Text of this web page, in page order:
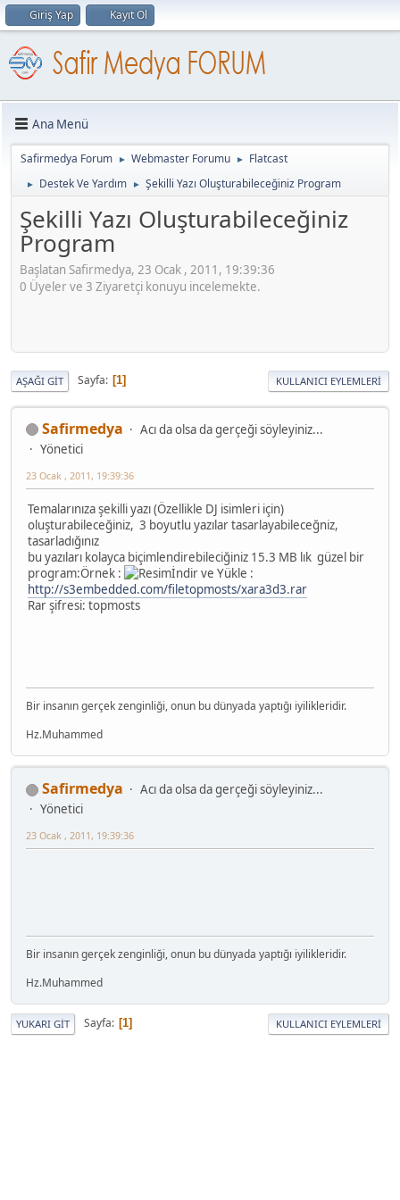
Giriş Yap Kayıt Ol
Ana Menü
Safirmedya Forum ► Webmaster Forumu ► Flatcast
► Destek Ve Yardım ► Şekilli Yazı Oluşturabileceğiniz Program
Şekilli Yazı Oluşturabileceğiniz
Program
Başlatan Safirmedya, 23 Ocak , 2011, 19:39:36
0 Üyeler ve 3 Ziyaretçi konuyu incelemekte.
AŞAĞI GIT Sayfa 1 KULLANICI EYLEMLERI
Safirmedya
Acı da olsa da gerçeği söyleyiniz...
Yönetici
23 Ocak , 2011, 19:39:36
Temalarınıza şekilli yazı (Özellikle DJ isimleri için)
oluşturabileceğiniz, 3 boyutlu yazılar tasarlayabileceğniz,
tasarladığınız
bu yazıları kolayca biçimlendirebileciğiniz 15.3 MB lık güzel bir
program:Örnek :
İndir ve Yükle :
http://s3embedded.com/filetopmosts/xara3d3.rar
Rar şifresi: topmosts
Bir insanın gerçek zenginliği, onun bu dünyada yaptığı iyilikleridir.
Hz.Muhammed
Safirmedya
Acı da olsa da gerçeği söyleyiniz...
Yönetici
23 Ocak , 2011, 19:39:36
Bir insanın gerçek zenginliği, onun bu dünyada yaptığı iyilikleridir.
Hz.Muhammed
YUKARI GIT Sayfa 1 KULLANICI EYLEMLERI